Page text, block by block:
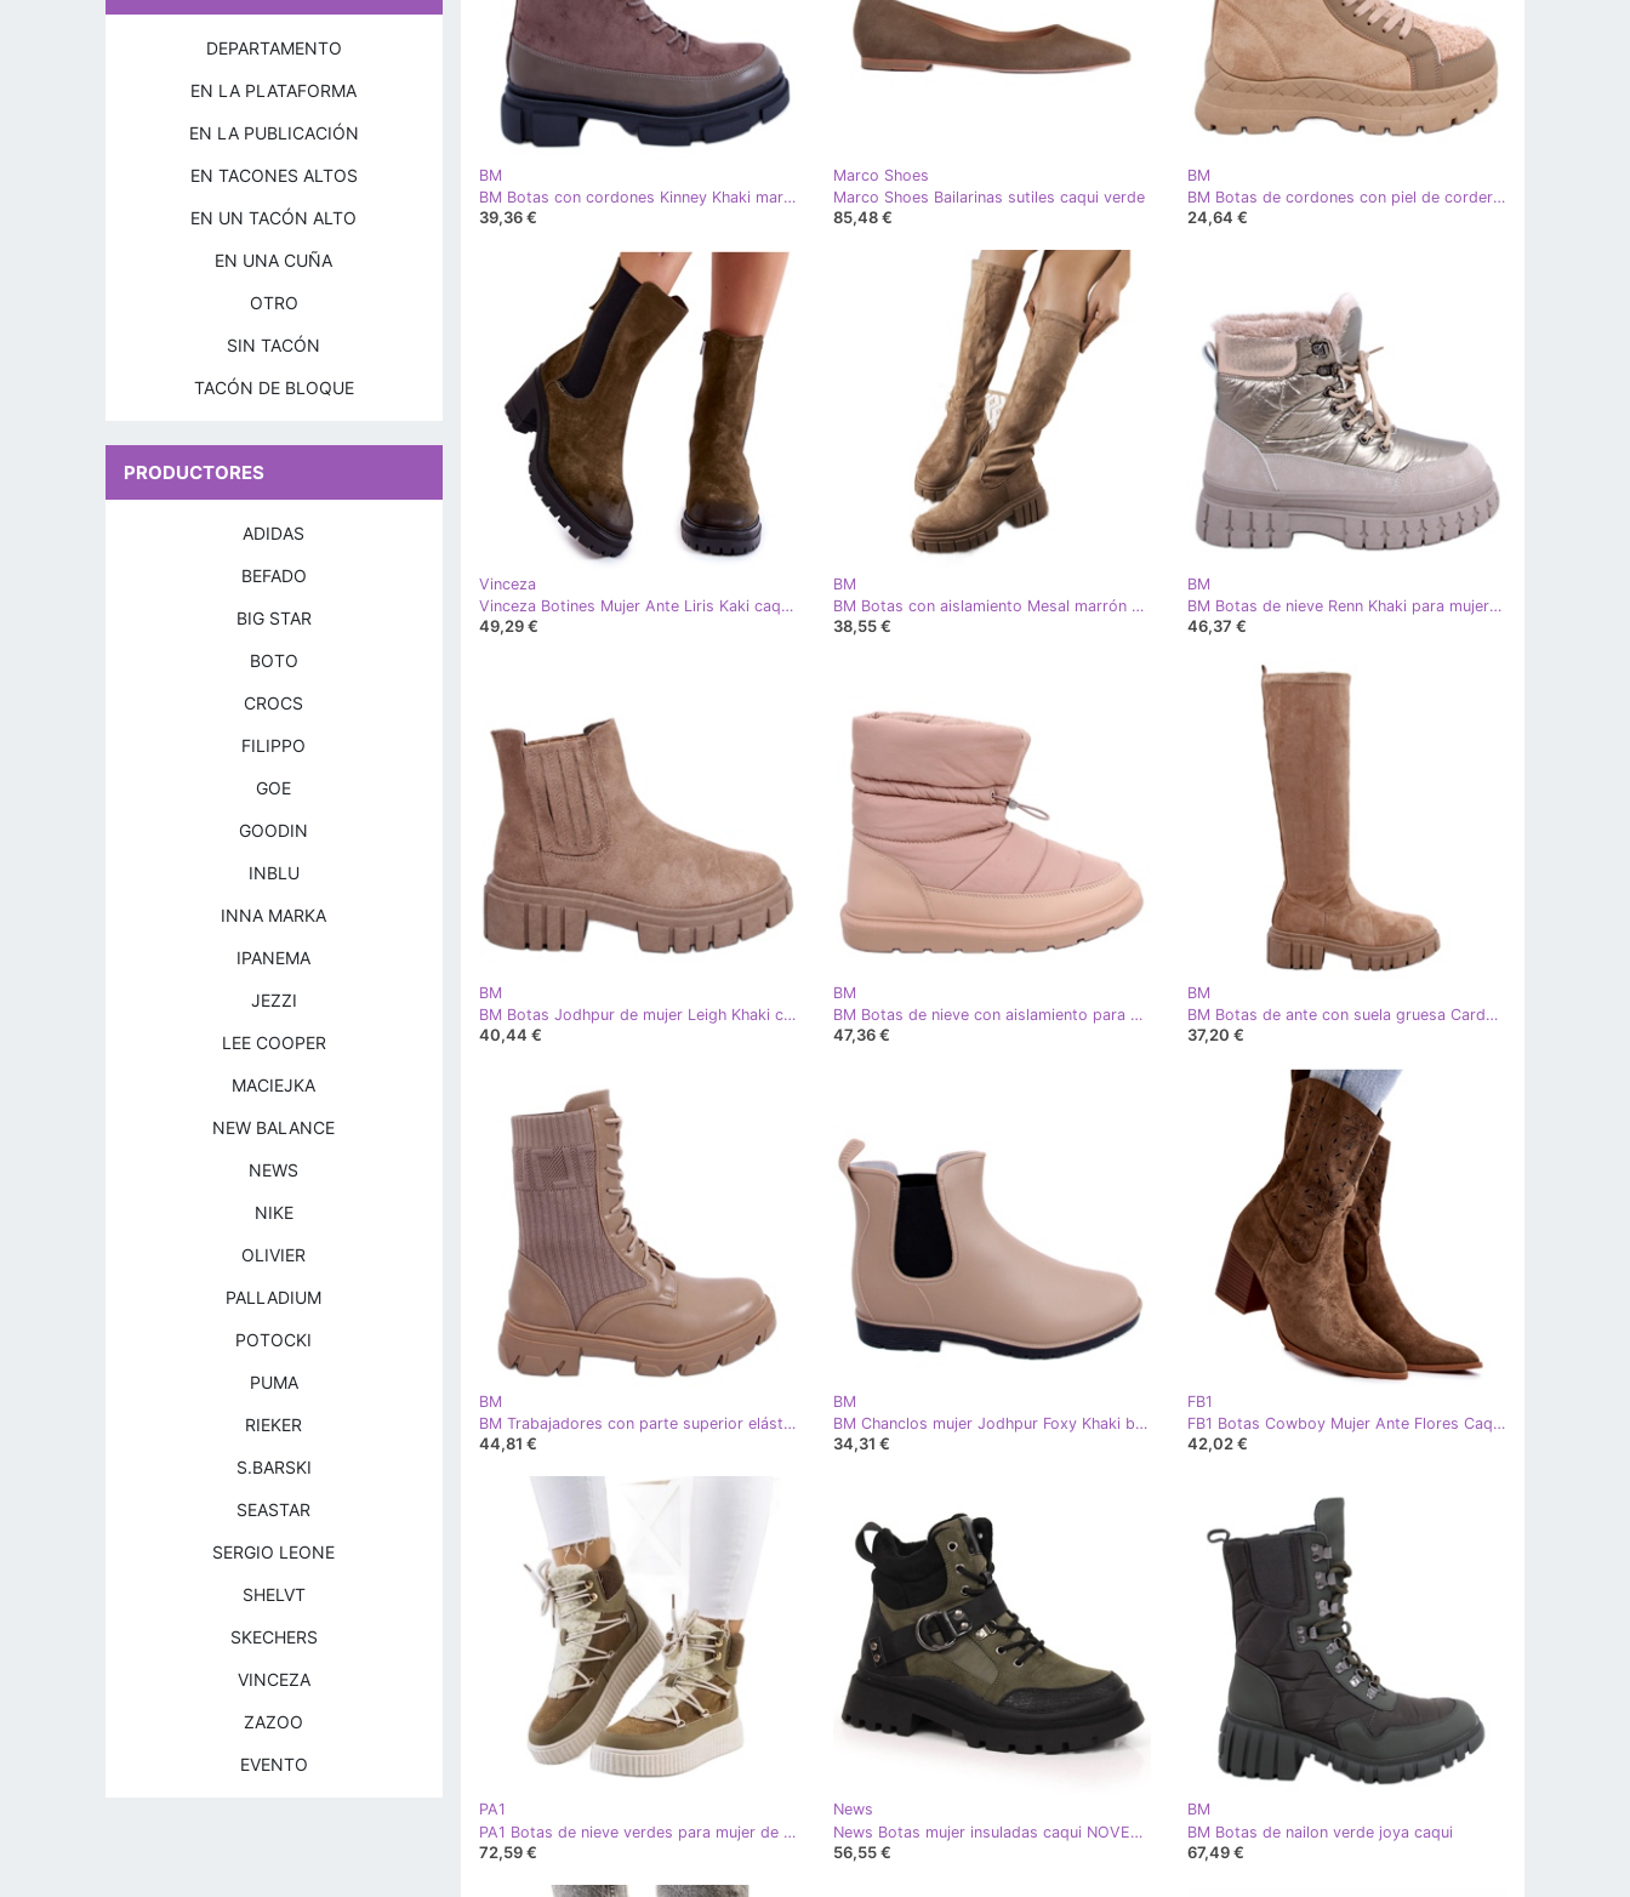
BM
BM Botas con cordones Kinney Khaki marrón caqui
39,36 €
Marco Shoes
Marco Shoes Bailarinas sutiles caqui verde
85,48 €
BM
BM Botas de cordones con piel de cordero Khandi Khaki beige caqui
24,64 €
Vinceza
Vinceza Botines Mujer Ante Liris Kaki caqui verde
49,29 €
BM
BM Botas con aislamiento Mesal marrón caqui verde
38,55 €
BM
BM Botas de nieve Renn Khaki para mujer caqui
46,37 €
BM
BM Botas Jodhpur de mujer Leigh Khaki caqui
40,44 €
BM
BM Botas de nieve con aislamiento para mujer Busted Khaki caqui
47,36 €
BM
BM Botas de ante con suela gruesa Cards Khaki caqui
37,20 €
BM
BM Trabajadores con parte superior elástica Calling Khaki caqui
44,81 €
BM
BM Chanclos mujer Jodhpur Foxy Khaki beige caqui
34,31 €
FB1
FB1 Botas Cowboy Mujer Ante Flores Caqui Ariane B-819 verde
42,02 €
PA1
PA1 Botas de nieve verdes para mujer de Laursen beige marrón caqui
72,59 €
News
News Botas mujer insuladas caqui NOVEDADES verde
56,55 €
BM
BM Botas de nailon verde joya caqui
67,49 €
DEPARTAMENTO
EN LA PLATAFORMA
EN LA PUBLICACIÓN
EN TACONES ALTOS
EN UN TACÓN ALTO
EN UNA CUÑA
OTRO
SIN TACÓN
TACÓN DE BLOQUE
PRODUCTORES
ADIDAS
BEFADO
BIG STAR
BOTO
CROCS
FILIPPO
GOE
GOODIN
INBLU
INNA MARKA
IPANEMA
JEZZI
LEE COOPER
MACIEJKA
NEW BALANCE
NEWS
NIKE
OLIVIER
PALLADIUM
POTOCKI
PUMA
RIEKER
S.BARSKI
SEASTAR
SERGIO LEONE
SHELVT
SKECHERS
VINCEZA
ZAZOO
EVENTO